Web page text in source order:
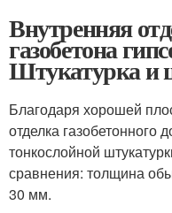
Внутренняя
газобетона
Штукатурка и
Благодаря хорошей
отделка
тонкослойной
сравнения: толщина
30 мм.